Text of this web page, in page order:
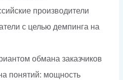
производители
с целью демпинга на
обмана заказчиков
понятий: мощность